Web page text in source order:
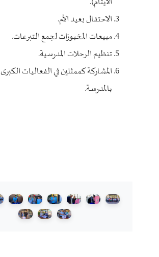
الاحتفال بعيد الأم.
مبيعات المخبوزات لجمع التبرعات.
تنظيم الرحلات المدرسية.
المشاركة كممثلين في الفعاليات الكبرى
بالمدرسة.